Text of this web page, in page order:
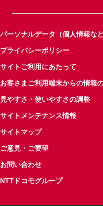
パーソナルデータ（個人情報な
プライバシーポリシー
サイトご利用にあたって
お客さまご利用端末からの情報
見やすさ・使いやすさの調整
サイトメンテナンス情報
サイトマップ
ご意見・ご要望
お問い合わせ
NTTドコモグループ